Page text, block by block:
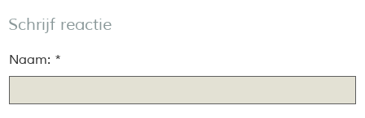
Schrijf reactie
Naam: *